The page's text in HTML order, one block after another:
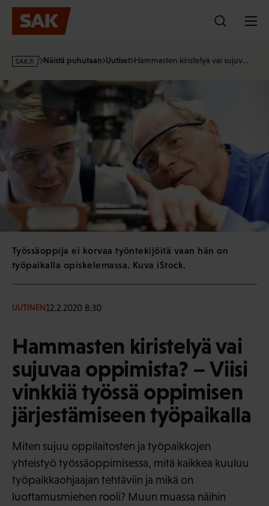
Hyppää
sisältöön
s
f
Näistä puhutaan Uutiset Hammasten kiristelyä vai sujuv…
Työssäoppija ei korvaa työntekijöitä vaan hän on
työpaikalla opiskelemassa. Kuva iStock.
UUTINEN12.2.2020 8:30
Hammasten kiristelyä vai
sujuvaa oppimista? – Viisi
vinkkiä työssä oppimisen
järjestämiseen työpaikalla
Miten sujuu oppilaitosten ja työpaikkojen
yhteistyö työssäoppimisessa, mitä kaikkea kuuluu
työpaikkaohjaajan tehtäviin ja mikä on
luottamusmiehen rooli? Muun muassa näihin